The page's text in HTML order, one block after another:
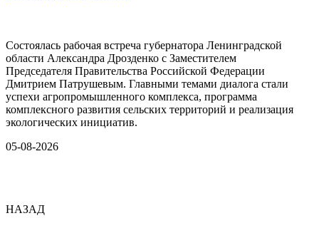
Состоялась рабочая встреча губернатора Ленинградской
области Александра Дрозденко с Заместителем
Председателя Правительства Российской Федерации
Дмитрием Патрушевым. Главными темами диалога стали
успехи агропромышленного комплекса, программа
комплексного развития сельских территорий и реализация
экологических инициатив.
05-08-2026
НАЗАД